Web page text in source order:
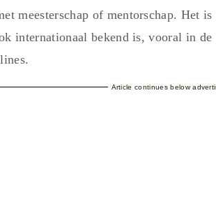
meesterschap of mentorschap. Het
internationaal bekend is, vooral in
Article continues below